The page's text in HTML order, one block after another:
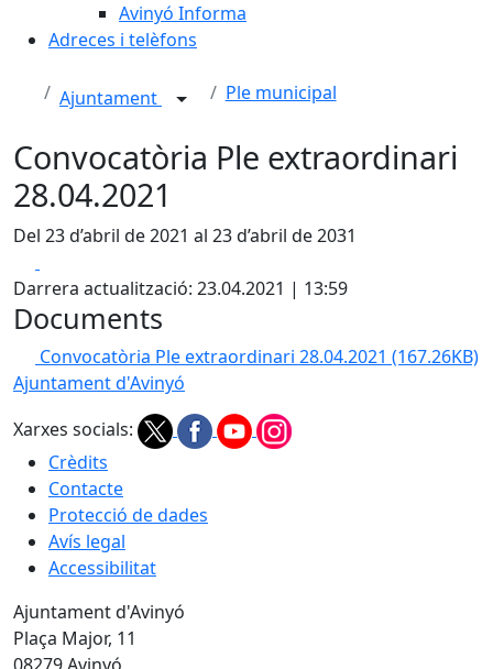
Avinyó Informa
Adreces i telèfons
Ajuntament Ple municipal
Convocatòria Ple extraordinari
28.04.2021
Del 23 d’abril de 2021 al 23 d’abril de 2031
Darrera actualització: 23.04.2021 | 13:59
Documents
Convocatòria Ple extraordinari 28.04.2021 (167.26KB)
Ajuntament d'Avinyó
Xarxes socials:
Crèdits
Contacte
Protecció de dades
Avís legal
Accessibilitat
Ajuntament d'Avinyó
Plaça Major, 11